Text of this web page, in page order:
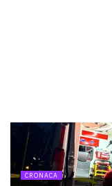
CRONACA